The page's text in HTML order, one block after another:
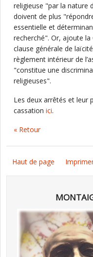
religieuse "par la nature
doivent de plus
essentielle et
recherché". Or, ajoute la
clause générale de
règlement intérieur de
"constitue une
religieuses".
Les deux arrêtés et leur
cassation ici.
« Retour
Haut de page